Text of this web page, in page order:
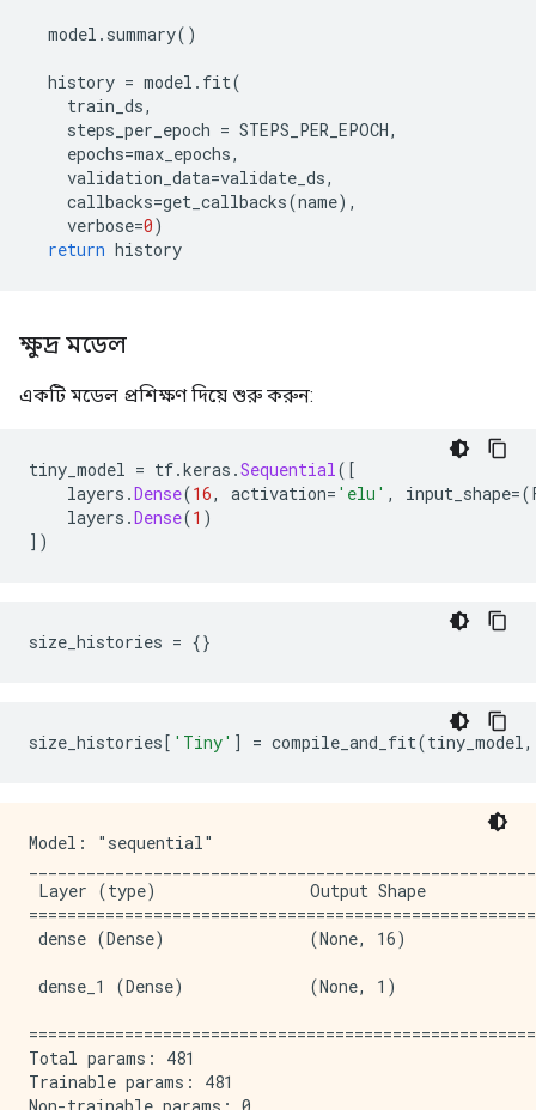
model . summary()
history = model . fit(
train_ds,
steps_per_epoch = STEPS_PER_EPOCH,
epochs=max_epochs,
validation_data=validate_ds,
callbacks=get_callbacks(name),
verbose=0)
return history
ক্ষুদ্র মডেল
একটি মডেল প্রশিক্ষণ দিয়ে শুরু করুন:
tiny_model = tf.keras .Sequential([
layers .Dense(16, activation= 'elu' , input_shape=(
layers .Dense(1 )
])
size_histories = {}
size_histories [ 'Tiny' ] = compile_and_fit(tiny_model,
Model: "sequential"
Layer (type)                Output Shape
dense (Dense)               (None, 16)
dense_1 (Dense)             (None, 1)
Total params: 481
Trainable params: 481